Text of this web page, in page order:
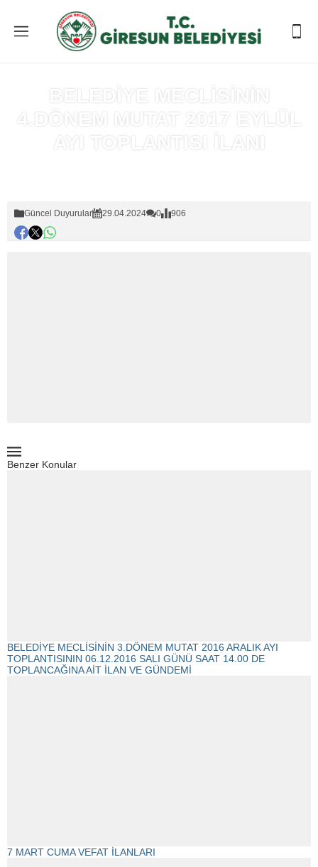
BELEDİYE MECLİSİNİN
4.DÖNEM MUTAT 2017 EYLÜL
AYI TOPLANTISI İLANI
Güncel Duyurular 29.04.2024 0 906
Benzer Konular
BELEDİYE MECLİSİNİN 3.DÖNEM MUTAT 2016 ARALIK AYI
TOPLANTISININ 06.12.2016 SALI GÜNÜ SAAT 14.00 DE
TOPLANCAĞINA AİT İLAN VE GÜNDEMİ
7 MART CUMA VEFAT İLANLARI